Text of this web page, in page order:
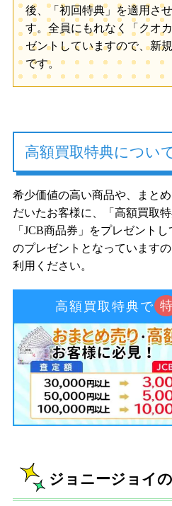
後、「初回特典」を適用さ
す。全員にもれなく「クオ
ゼントしていますので、新
です。
高額買取特典につい
希少価値の高い商品や、まと
だいたお客様に、「高額買取
「JCB商品券」をプレゼント
のプレゼントとなっています
利用ください。
高額買取特典で 特
ジョニージョイの